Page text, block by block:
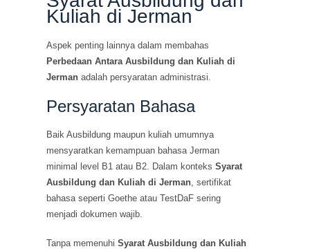
Kuliah di Jerman
Aspek penting lainnya dalam membahas
Perbedaan Antara Ausbildung dan Kuliah di
Jerman adalah persyaratan administrasi.
Persyaratan Bahasa
Baik Ausbildung maupun kuliah umumnya
mensyaratkan kemampuan bahasa Jerman
minimal level B1 atau B2. Dalam konteksSyarat
Ausbildung dan Kuliah di Jerman , sertifikat
bahasa seperti Goethe atau TestDaF sering
menjadi dokumen wajib.
Tanpa memenuhiSyarat Ausbildung dan Kuliah